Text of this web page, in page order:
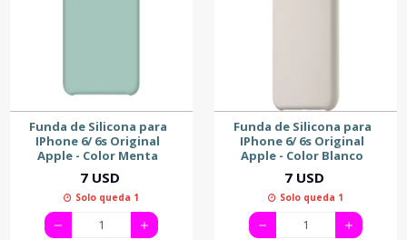
Funda de Silicona para
IPhone 6/ 6s Original
Apple - Color Menta
7 USD
Solo queda 1
Funda de Silicona para
IPhone 6/ 6s Original
Apple - Color Blanco
7 USD
Solo queda 1